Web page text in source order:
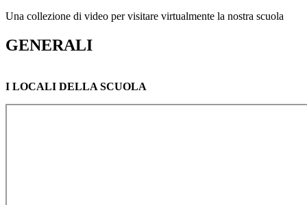
Una collezione di video per visitare virtualmente la nostra scuola
GENERALI
I LOCALI DELLA SCUOLA